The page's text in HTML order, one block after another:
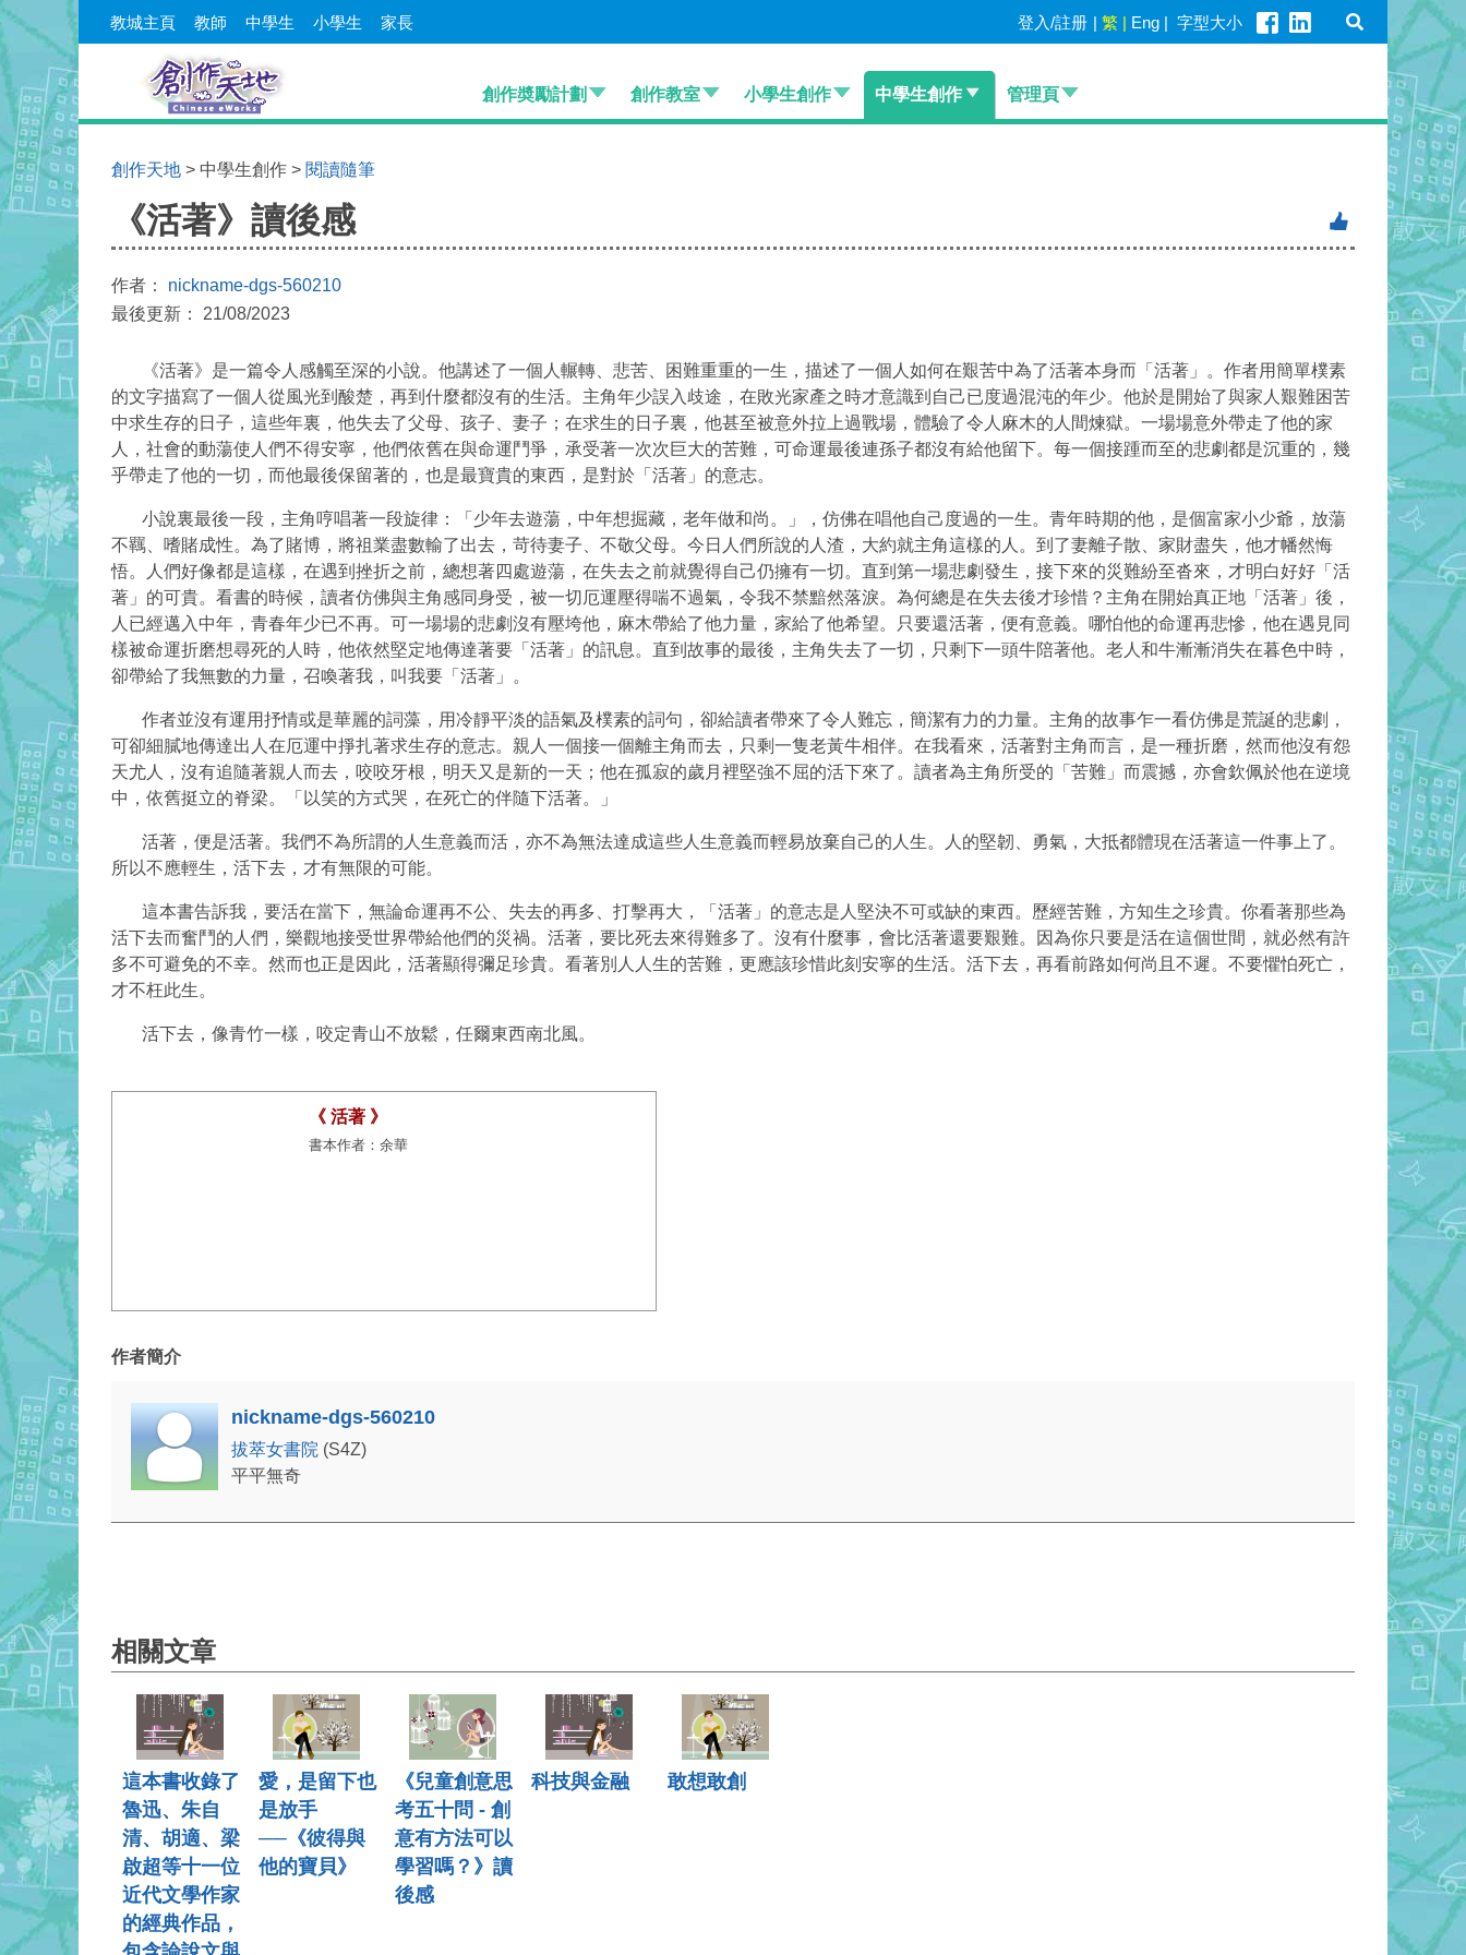
教城主頁 教師 中學生 小學生 家長 登入/註册 | 繁 | Eng | 字型大小
創作奬勵計劃 創作教室 小學生創作 中學生創作 管理頁
創作天地 > 中學生創作 > 閱讀隨筆
《活著》讀後感
作者： nickname-dgs-560210
最後更新： 21/08/2023
《活著》是一篇令人感觸至深的小說。他講述了一個人輾轉、悲苦、困難重重的一生，描述了一個人如何在艱苦中為了活著本身而「活著」。作者用簡單樸素
的文字描寫了一個人從風光到酸楚，再到什麼都沒有的生活。主角年少誤入歧途，在敗光家產之時才意識到自己已度過混沌的年少。他於是開始了與家人艱難困苦
中求生存的日子，這些年裏，他失去了父母、孩子、妻子；在求生的日子裏，他甚至被意外拉上過戰場，體驗了令人麻木的人間煉獄。一場場意外帶走了他的家
人，社會的動蕩使人們不得安寧，他們依舊在與命運鬥爭，承受著一次次巨大的苦難，可命運最後連孫子都沒有給他留下。每一個接踵而至的悲劇都是沉重的，幾
乎帶走了他的一切，而他最後保留著的，也是最寶貴的東西，是對於「活著」的意志。
小說裏最後一段，主角哼唱著一段旋律：「少年去遊蕩，中年想掘藏，老年做和尚。」，仿佛在唱他自己度過的一生。青年時期的他，是個富家小少爺，放蕩
不羈、嗜賭成性。為了賭博，將祖業盡數輸了出去，苛待妻子、不敬父母。今日人們所說的人渣，大約就主角這樣的人。到了妻離子散、家財盡失，他才幡然悔
悟。人們好像都是這樣，在遇到挫折之前，總想著四處遊蕩，在失去之前就覺得自己仍擁有一切。直到第一場悲劇發生，接下來的災難紛至沓來，才明白好好 「活
著」的可貴。看書的時候，讀者仿佛與主角感同身受，被一切厄運壓得喘不過氣，令我不禁黯然落淚。為何總是在失去後才珍惜？主角在開始真正地「活著」後，
人已經邁入中年，青春年少已不再。可一場場的悲劇沒有壓垮他，麻木帶給了他力量，家給了他希望。只要還活著，便有意義。哪怕他的命運再悲慘，他在遇見同
樣被命運折磨想尋死的人時，他依然堅定地傳達著要「活著」的訊息。直到故事的最後，主角失去了一切，只剩下一頭牛陪著他。老人和牛漸漸消失在暮色中時，
卻帶給了我無數的力量，召喚著我，叫我要「活著」。
作者並沒有運用抒情或是華麗的詞藻，用冷靜平淡的語氣及樸素的詞句，卻給讀者帶來了令人難忘，簡潔有力的力量。主角的故事乍一看仿佛是荒誕的悲劇，
可卻細膩地傳達出人在厄運中掙扎著求生存的意志。親人一個接一個離主角而去，只剩一隻老黃牛相伴。在我看來，活著對主角而言，是一種折磨，然而他沒有怨
天尤人，沒有追隨著親人而去，咬咬牙根，明天又是新的一天；他在孤寂的歲月裡堅強不屈的活下來了。讀者為主角所受的「苦難」而震撼，亦會欽佩於他在逆境
中，依舊挺立的脊梁。「以笑的方式哭，在死亡的伴隨下活著。」
活著，便是活著。我們不為所謂的人生意義而活，亦不為無法達成這些人生意義而輕易放棄自己的人生。人的堅韌、勇氣，大抵都體現在活著這一件事上了。
所以不應輕生，活下去，才有無限的可能。
這本書告訴我，要活在當下，無論命運再不公、失去的再多、打擊再大，「活著」的意志是人堅決不可或缺的東西。歷經苦難，方知生之珍貴。你看著那些為
活下去而奮鬥的人們，樂觀地接受世界帶給他們的災禍。活著，要比死去來得難多了。沒有什麼事，會比活著還要艱難。因為你只要是活在這個世間，就必然有許
多不可避免的不幸。然而也正是因此，活著顯得彌足珍貴。看著別人人生的苦難，更應該珍惜此刻安寧的生活。活下去，再看前路如何尚且不遲。不要懼怕死亡，
才不枉此生。
活下去，像青竹一樣，咬定青山不放鬆，任爾東西南北風。
《 活著 》
書本作者：余華
作者簡介
nickname-dgs-560210
拔萃女書院 (S4Z)
平平無奇
相關文章
這本書收錄了
魯迅、朱自
清、胡適、梁
啟超等十一位
近代文學作家
的經典作品，
愛，是留下也
是放手
──《彼得與
他的寶貝》
《兒童創意思
考五十問 - 創
意有方法可以
學習嗎？》讀
後感
科技與金融 敢想敢創